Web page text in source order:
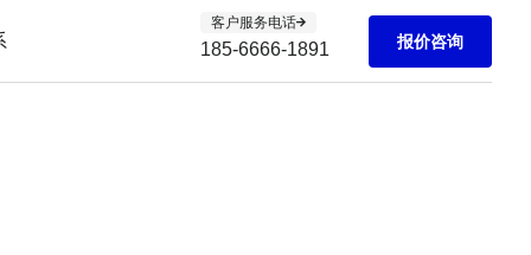
客户服务电话
185-6666-1891 报价咨询